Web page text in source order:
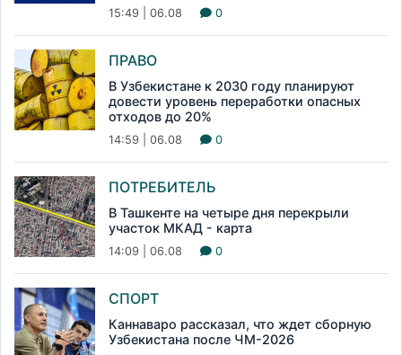
15:49 | 06.08 0
ПРАВО
В Узбекистане к 2030 году планируют
довести уровень переработки опасных
отходов до 20%
14:59 | 06.08 0
ПОТРЕБИТЕЛЬ
В Ташкенте на четыре дня перекрыли
участок МКАД - карта
14:09 | 06.08 0
СПОРТ
Каннаваро рассказал, что ждет сборную
Узбекистана после ЧМ-2026